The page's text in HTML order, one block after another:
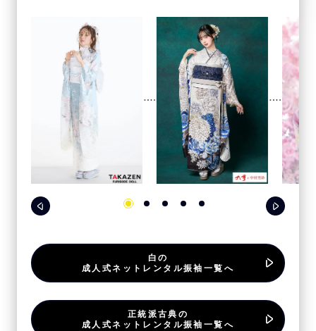
白の
成人式ネットレンタル振袖一覧へ
正統派古典の
成人式ネットレンタル振袖一覧へ